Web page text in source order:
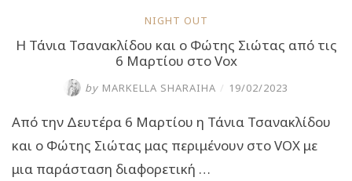
NIGHT OUT
Η Τάνια Τσανακλίδου και ο Φώτης Σιώτας από τις
6 Μαρτίου στο Vox
by MARKELLA SHARAIHA / 19/02/2023
Aπό την Δευτέρα 6 Μαρτίου η Τάνια Τσανακλίδου
και ο Φώτης Σιώτας μας περιμένουν στο VOX με
μια παράσταση διαφορετική …